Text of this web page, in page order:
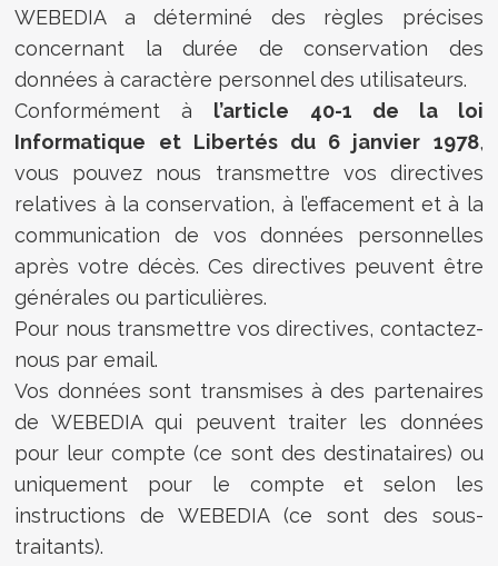
WEBEDIA a déterminé des règles précises
concernant la durée de conservation des
données à caractère personnel des utilisateurs.
Conformément à l’article 40-1 de la loi
Informatique et Libertés du 6 janvier 1978,
vous pouvez nous transmettre vos directives
relatives à la conservation, à l’effacement et à la
communication de vos données personnelles
après votre décès. Ces directives peuvent être
générales ou particulières.
Pour nous transmettre vos directives, contactez-
nous par email.
Vos données sont transmises à des partenaires
de WEBEDIA qui peuvent traiter les données
pour leur compte (ce sont des destinataires) ou
uniquement pour le compte et selon les
instructions de WEBEDIA (ce sont des sous-
traitants).